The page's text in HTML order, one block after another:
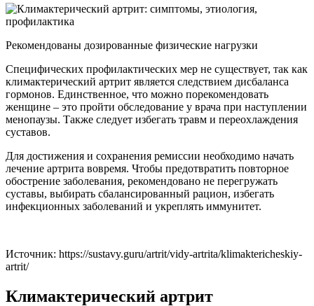
Рекомендованы дозированные физические нагрузки
Специфических профилактических мер не существует, так как
климактерический артрит является следствием дисбаланса
гормонов. Единственное, что можно порекомендовать
женщине – это пройти обследование у врача при наступлении
менопаузы. Также следует избегать травм и переохлаждения
суставов.
Для достижения и сохранения ремиссии необходимо начать
лечение артрита вовремя. Чтобы предотвратить повторное
обострение заболевания, рекомендовано не перегружать
суставы, выбирать сбалансированный рацион, избегать
инфекционных заболеваний и укреплять иммунитет.
Источник: https://sustavy.guru/artrit/vidy-artrita/klimaktericheskiy-
artrit/
Климактерический артрит